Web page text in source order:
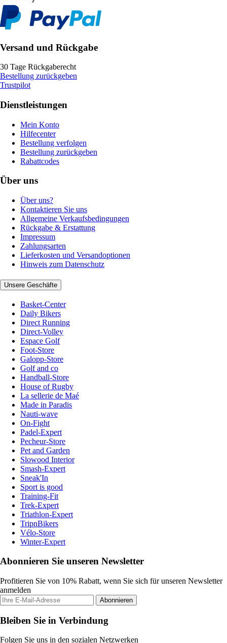
Versand und Rückgabe
30 Tage Rückgaberecht
Bestellung zurückgeben
Trustpilot
Dienstleistungen
Mein Konto
Hilfecenter
Bestellung verfolgen
Bestellung zurückgeben
Rabattcodes
Über uns
Über uns?
Kontaktieren Sie uns
Allgemeine Verkaufsbedingungen
Rückgabe & Erstattung
Impressum
Zahlungsarten
Lieferkosten und Versandoptionen
Hinweis zum Datenschutz
Unsere Geschäfte
Basket-Center
Daily Bikers
Direct Running
Direct-Volley
Espace Golf
Foot-Store
Galopp-Store
Golf and co
Handball-Store
House of Rugby
La sellerie de Maé
Made in Paradis
Nauti-wave
On-Fight
Padel-Expert
Pecheur-Store
Pet and Garden
Slowood Interior
Smash-Expert
Sneak'In
Sport is good
Training-Fit
Trek-Expert
Triathlon-Expert
TripnBikers
Vélo-Store
Winter-Expert
Abonnieren Sie unseren Newsletter
Profitieren Sie von 10% Rabatt, wenn Sie sich für unseren Newsletter
anmelden
Abonnieren
Bleiben Sie in Verbindung
Folgen Sie uns in den sozialen Netzwerken